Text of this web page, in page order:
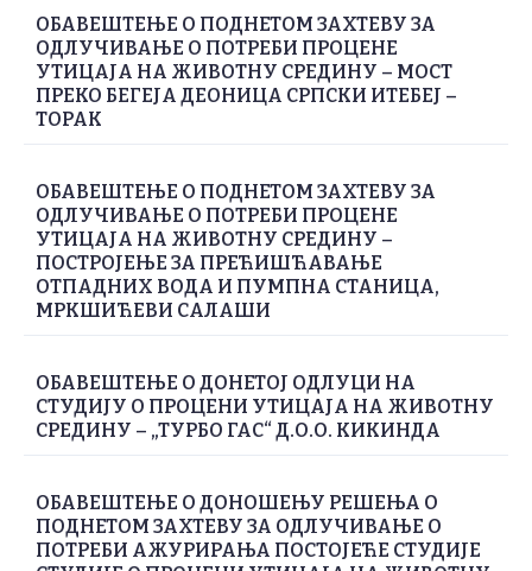
ОБАВЕШТЕЊЕ О ПОДНЕТОМ ЗАХТЕВУ ЗА
ОДЛУЧИВАЊЕ О ПОТРЕБИ ПРОЦЕНЕ
УТИЦАЈА НА ЖИВОТНУ СРЕДИНУ – МОСТ
ПРЕКО БЕГЕЈА ДЕОНИЦА СРПСКИ ИТЕБЕЈ –
ТОРАК
ОБАВЕШТЕЊЕ О ПОДНЕТОМ ЗАХТЕВУ ЗА
ОДЛУЧИВАЊЕ О ПОТРЕБИ ПРОЦЕНЕ
УТИЦАЈА НА ЖИВОТНУ СРЕДИНУ –
ПОСТРОЈЕЊЕ ЗА ПРЕЋИШЋАВАЊЕ
ОТПАДНИХ ВОДА И ПУМПНА СТАНИЦА,
МРКШИЋЕВИ САЛАШИ
ОБАВЕШТЕЊЕ О ДОНЕТОЈ ОДЛУЦИ НА
СТУДИЈУ О ПРОЦЕНИ УТИЦАЈА НА ЖИВОТНУ
СРЕДИНУ – „ТУРБО ГАС“ Д.О.О. КИКИНДА
ОБАВЕШТЕЊЕ О ДОНОШЕЊУ РЕШЕЊА О
ПОДНЕТОМ ЗАХТЕВУ ЗА ОДЛУЧИВАЊЕ О
ПОТРЕБИ АЖУРИРАЊА ПОСТОЈЕЋЕ СТУДИЈЕ